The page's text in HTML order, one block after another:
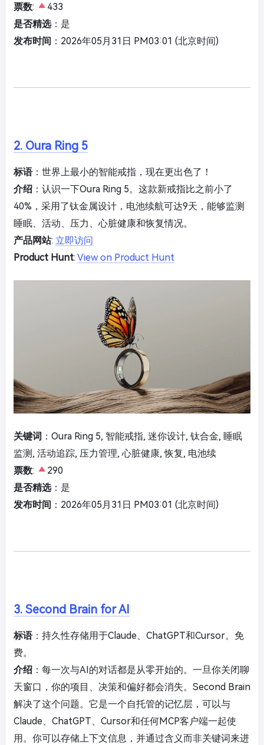
票数:
433
是否精选：是
发布时间 ：2026年05月31日 PM03:01 (北京时间)
2. Oura Ring 5
标语：世界上最小的智能戒指，现在更出色了！
介绍 ：认识一下Oura Ring 5。这款新戒指比之前小了
40%，采用了钛金属设计，电池续航可达9天，能够监测
睡眠、活动、压力、心脏健康和恢复情况。
产品网站: 立即访问
Product Hunt: View on Product Hunt
关键词 ：Oura Ring 5, 智能戒指, 迷你设计, 钛合金, 睡眠
监测, 活动追踪, 压力管理, 心脏健康, 恢复, 电池续
票数:
290
是否精选：是
发布时间 ：2026年05月31日 PM03:01 (北京时间)
3. Second Brain for AI
标语：持久性存储用于Claude、ChatGPT和Cursor。免
费。
介绍 ：每一次与AI的对话都是从零开始的。一旦你关闭聊
天窗口，你的项目、决策和偏好都会消失。Second Brain
解决了这个问题。它是一个自托管的记忆层，可以与
Claude、ChatGPT、Cursor和任何MCP客户端一起使
用。你可以存储上下文信息，并通过含义而非关键词来进